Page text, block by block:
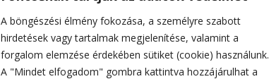
A böngészési élmény fokozása, a személyre szabott
hirdetések vagy tartalmak megjelenítése, valamint a
forgalom elemzése érdekében sütiket (cookie) használunk.
A "Mindet elfogadom" gombra kattintva hozzájárulhat a